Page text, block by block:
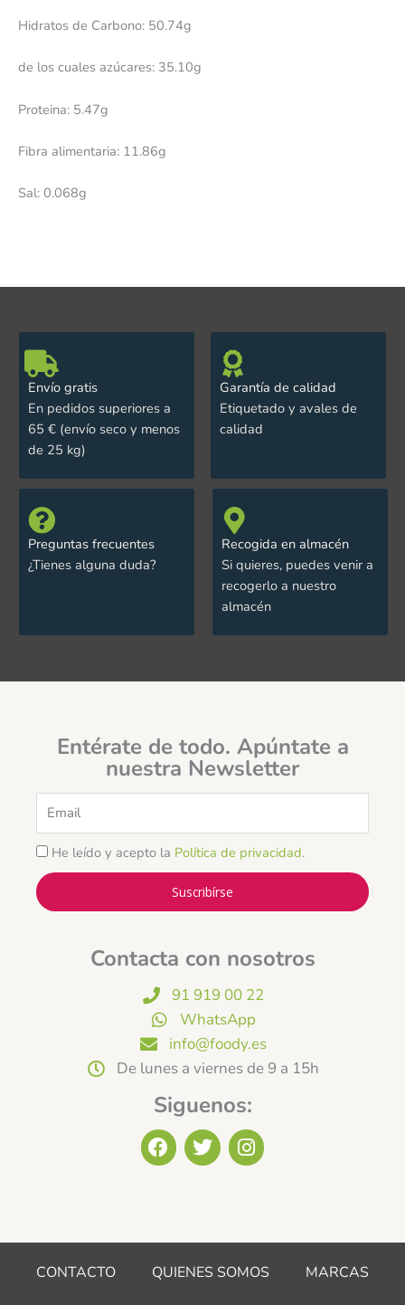
Hidratos de Carbono: 50.74g
de los cuales azúcares: 35.10g
Proteina: 5.47g
Fibra alimentaria: 11.86g
Sal: 0.068g
Envío gratis
En pedidos superiores a
65 € (envío seco y menos
de 25 kg)
Garantía de calidad
Etiquetado y avales de
calidad
Preguntas frecuentes
¿Tienes alguna duda?
Recogida en almacén
Si quieres, puedes venir a
recogerlo a nuestro
almacén
Entérate de todo. Apúntate a
nuestra Newsletter
He leído y acepto la Política de privacidad.
Suscribírse
Contacta con nosotros
91 919 00 22
WhatsApp
info@foody.es
De lunes a viernes de 9 a 15h
Siguenos:
F
a
o
k
T
w
e
I
n
g
a
CONTACTO QUIENES SOMOS MARCAS